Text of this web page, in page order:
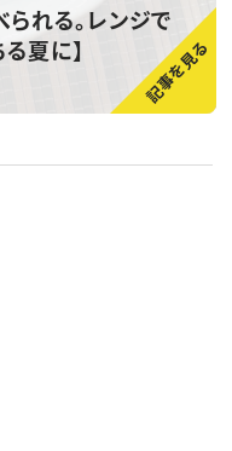
られる。レンジで
夏に】